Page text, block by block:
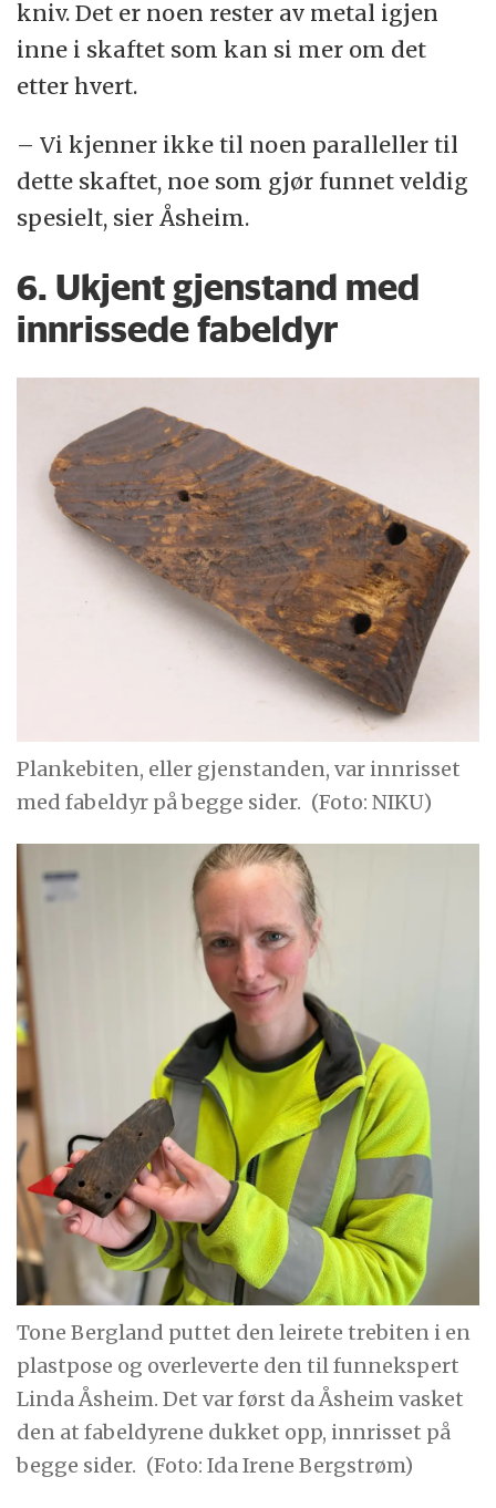
kniv. Det er noen rester av metal igjen
inne i skaftet som kan si mer om det
etter hvert.
– Vi kjenner ikke til noen paralleller til
dette skaftet, noe som gjør funnet veldig
spesielt, sier Åsheim.
6. Ukjent gjenstand med
innrissede fabeldyr
Plankebiten, eller gjenstanden, var innrisset
med fabeldyr på begge sider. (Foto: NIKU)
Tone Bergland puttet den leirete trebiten i en
plastpose og overleverte den til funnekspert
Linda Åsheim. Det var først da Åsheim vasket
den at fabeldyrene dukket opp, innrisset på
begge sider. (Foto: Ida Irene Bergstrøm)